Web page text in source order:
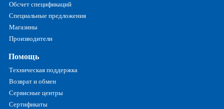
Обсчет спецификаций
Специальные предложения
Магазины
Производители
Помощь
Техническая поддержка
Возврат и обмен
Сервисные центры
Сертификаты